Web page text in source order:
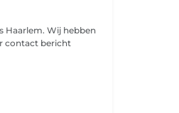
Haarlem. Wij hebben